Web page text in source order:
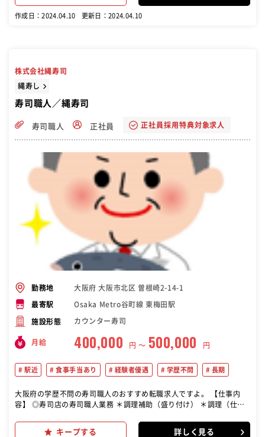
します。 清掃業務：調理場や店舗内の清潔さを保つための清掃作業も
作成日：2024.04.10 更新日：2024.04.10
株式会社縄寿司
縄寿し
寿司職人／縄寿司
寿司職人 正社員 正社員採用特典対象求人
勤務地 大阪府 大阪市北区 曽根崎2-14-1
最寄駅 Osaka Metro谷町線 東梅田駅
施設形態 カウンター寿司
月給 400,000 円 〜 500,000 円
駅近 食事手当あり 経験者優遇 学歴不問 長期
大阪府の学歴不問の寿司職人のおすすめ転職求人ですよ。 【仕事内
容】 ◎寿司店の寿司職人業務 ＊調理補助（盛り付け） ＊調理（仕込
躍できます！
キープする 詳しく見る